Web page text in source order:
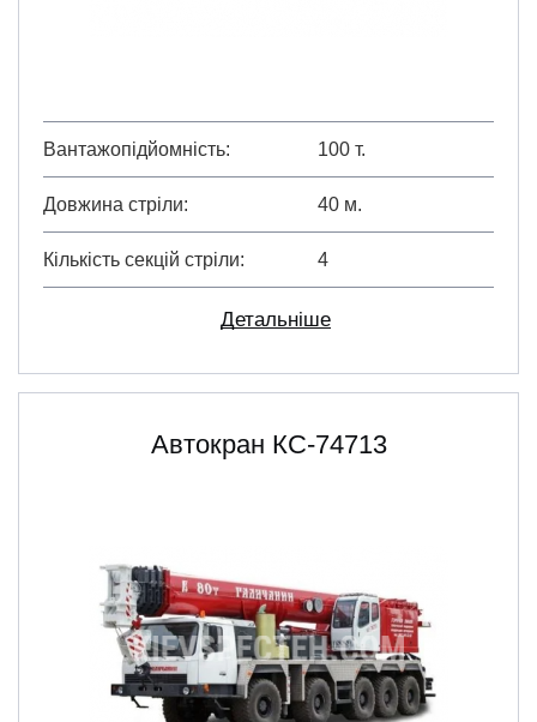
Вантажопідйомність 100 т.
Довжина стріли 40 м.
Кількість секцій стріли 4
Детальніше
Автокран КС-74713